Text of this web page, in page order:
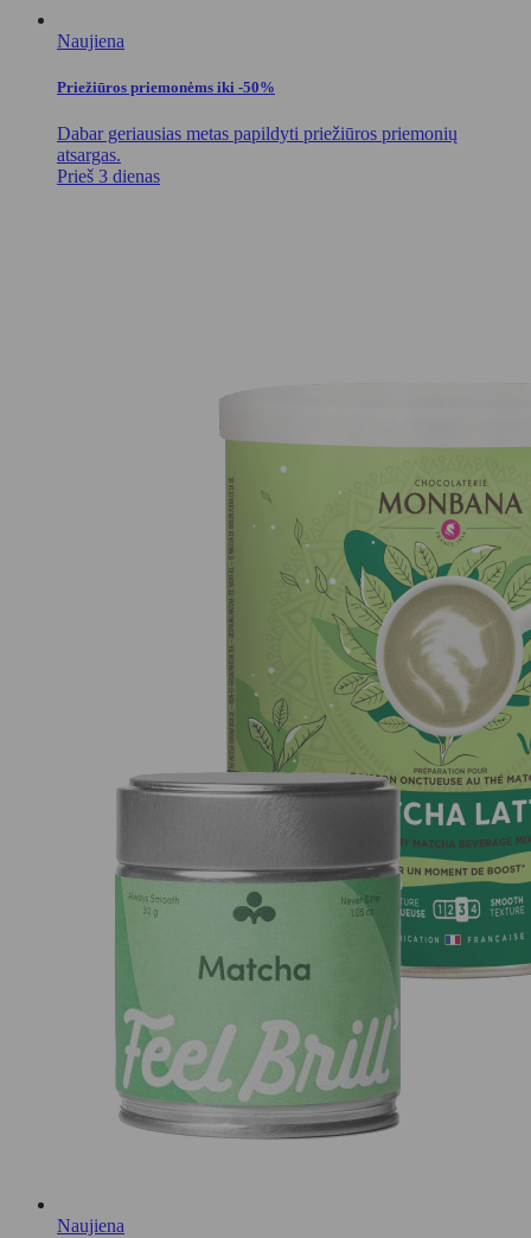
Naujiena
Priežiūros priemonėms iki -50%
Dabar geriausias metas papildyti priežiūros priemonių
atsargas.
Prieš 3 dienas
Naujiena